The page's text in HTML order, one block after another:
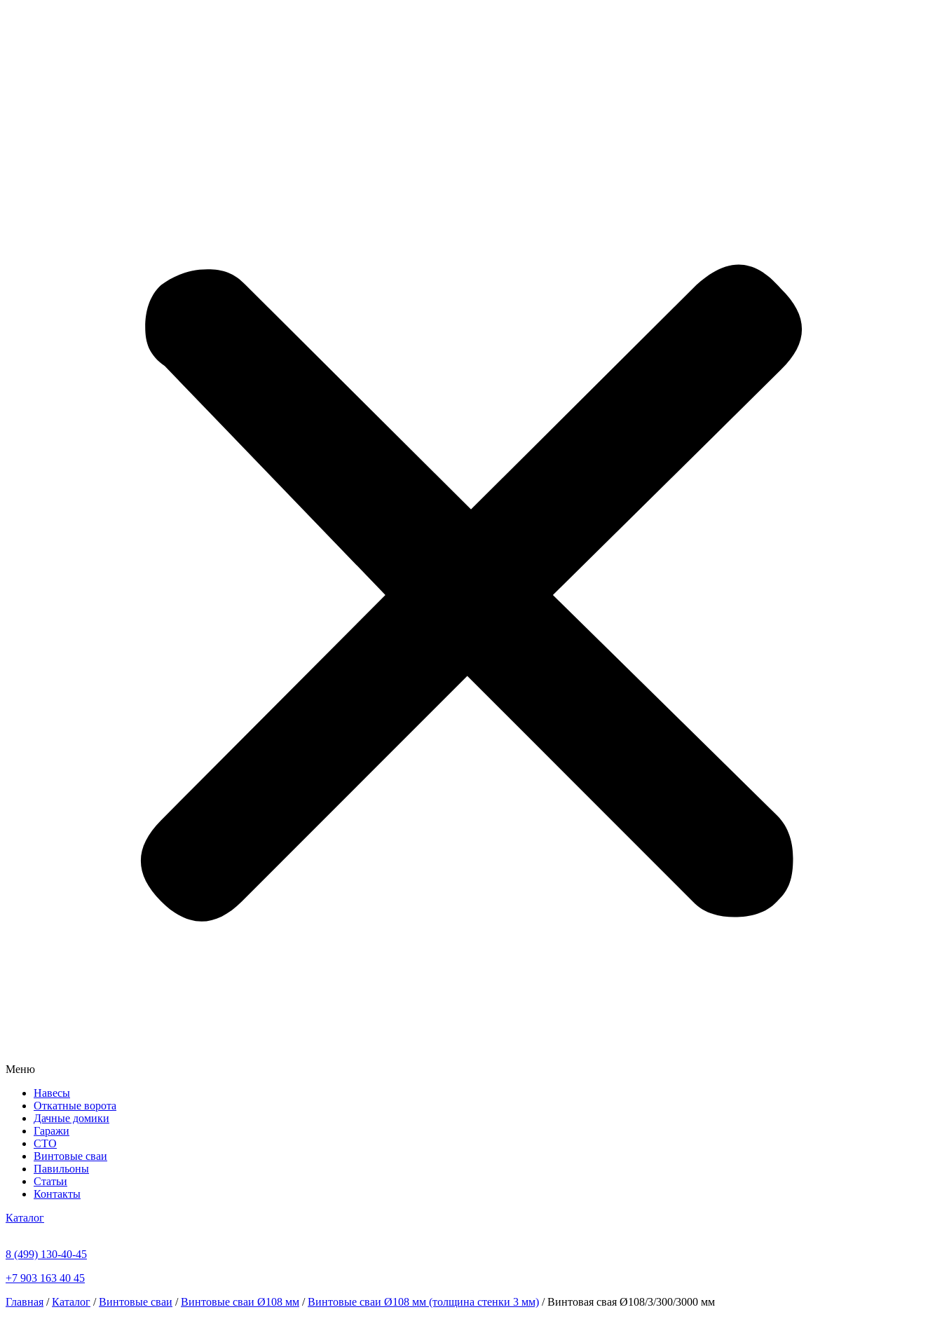
Меню
Навесы
Откатные ворота
Дачные домики
Гаражи
СТО
Винтовые сваи
Павильоны
Статьи
Контакты
Каталог
8 (499) 130-40-45
+7 903 163 40 45
Главная /Каталог /Винтовые сваи /Винтовые сваи Ø108 мм /Винтовые сваи Ø108 мм (толщина стенки 3 мм) / Винтовая свая Ø108/3/300/3000 мм